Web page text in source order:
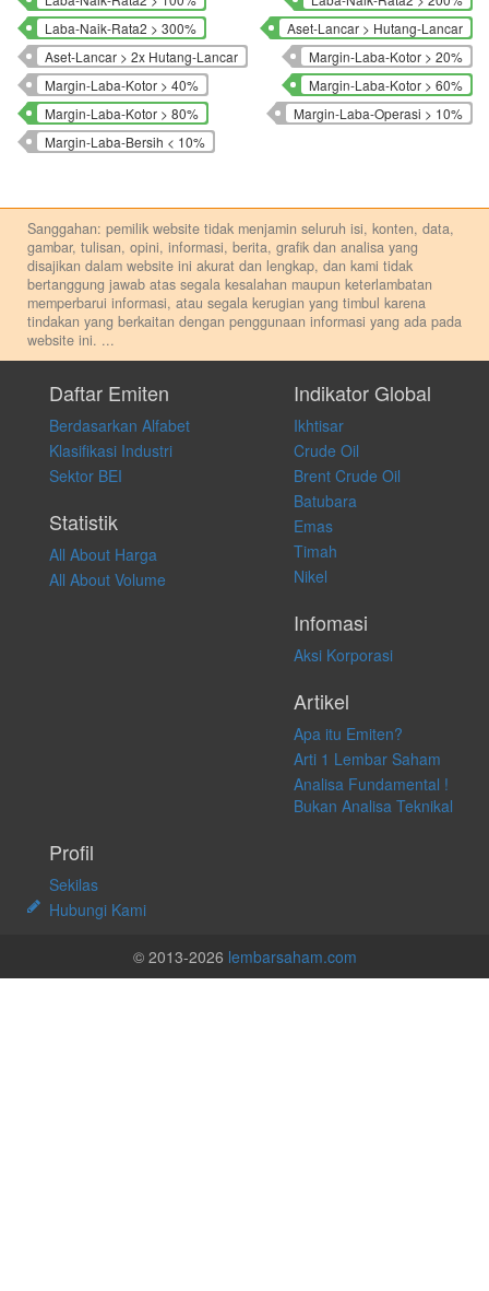
Laba-Naik-Rata2 > 300%
Aset-Lancar > Hutang-Lancar
Aset-Lancar > 2x Hutang-Lancar
Margin-Laba-Kotor > 20%
Margin-Laba-Kotor > 40%
Margin-Laba-Kotor > 60%
Margin-Laba-Kotor > 80%
Margin-Laba-Operasi > 10%
Margin-Laba-Bersih < 10%
Sanggahan: pemilik website tidak menjamin seluruh isi, konten, data,
gambar, tulisan, opini, informasi, berita, grafik dan analisa yang
disajikan dalam website ini akurat dan lengkap, dan kami tidak
bertanggung jawab atas segala kesalahan maupun keterlambatan
memperbarui informasi, atau segala kerugian yang timbul karena
tindakan yang berkaitan dengan penggunaan informasi yang ada pada
website ini. ...
pribadi. Kami tidak memberi anjuran, saran, rekomendasi untuk
membeli, menjual atau melakukan aktivitas lain yang terkait dengan
transaksi perdagangan apapun, dan kami tidak bertanggung jawab
atas keputusan investasi yang dilakukan dalam kondisi dan situasi
apapun juga, yang diakibatkan secara langsung maupun tidak
langsung atas konten pada website ini.
Daftar Emiten
Berdasarkan Alfabet
Klasifikasi Industri
Sektor BEI
Statistik
All About Harga
All About Volume
Indikator Global
Ikhtisar
Crude Oil
Brent Crude Oil
Batubara
Emas
Timah
Nikel
Infomasi
Aksi Korporasi
Artikel
Apa itu Emiten?
Arti 1 Lembar Saham
Analisa Fundamental !
Bukan Analisa Teknikal
Profil
Sekilas
Hubungi Kami
© 2013-2026 lembarsaham.com